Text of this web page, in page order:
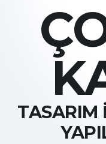
TASARIM